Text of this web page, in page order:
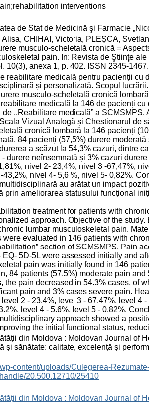
interventions
de Stat de Medicină şi Farmacie
CHIHAI, Victoria, PLEȘCA,
musculo-scheletală cronică =
pain. In: Revista de Ştiinţe
10(3), anexa 1, p. 402. ISSN 2345-1467.
reabilitare medicală pentru pacienții
și personalizată. Scopul
musculo-scheletală cronică
medicală la 146 de pacienți
,,Reabilitare medicală” a
Vizual Analogă și Chestionarul de
cronică lombară la 146 pacienți
84 pacienți (57,5%) durere
a scăzut la 54,3% cazuri, dintre
durere neînsemnată și 3% cazuri
nivel 2- 23,4%, nivel 3 -67,47%,
43,2%, nivel 4- 5,6 %, nivel 5- 0,82%.
au arătat un impact
prin ameliorarea statusului funcțional
treatment for patients with
approach. Objective of the
lumbar musculoskeletal pain.
were evaluated in 146 patients with
section of SCMSMPS. Pain
5D-5L were assessed initially and
pain was initially found in 146
84 patients (57.5%) moderate pain
the pain decreased in 54.3% cases, of
pain and 3% cases severe pain.
2 - 23.4%, level 3 - 67.47%, level 4
level 4 - 5.6%, level 5 - 0.82%.
approach showed a
the initial functional status,
din Moldova : Moldovan Journal of
și sănătate: calitate, excelență și
content/uploads/Culegerea-
20.500.12710/25410
din Moldova : Moldovan Journal of